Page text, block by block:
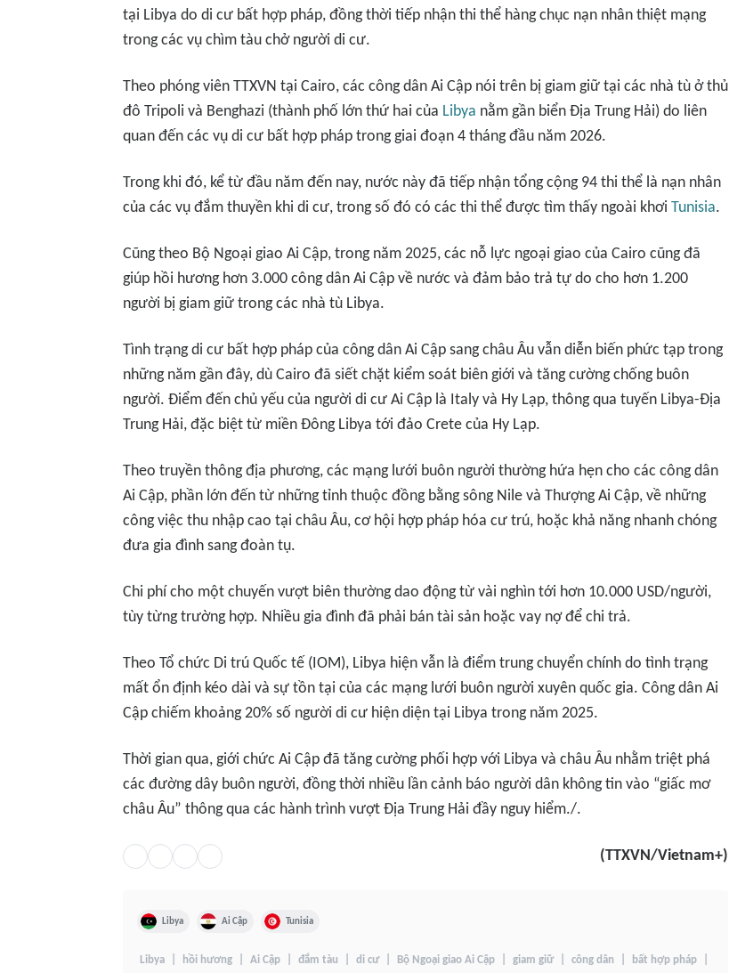
tại Libya do di cư bất hợp pháp, đồng thời tiếp nhận thi thể hàng chục nạn nhân thiệt mạng
trong các vụ chìm tàu chở người di cư.
Theo phóng viên TTXVN tại Cairo, các công dân Ai Cập nói trên bị giam giữ tại các nhà tù ở thủ
đô Tripoli và Benghazi (thành phố lớn thứ hai của Libya nằm gần biển Địa Trung Hải) do liên
quan đến các vụ di cư bất hợp pháp trong giai đoạn 4 tháng đầu năm 2026.
Trong khi đó, kể từ đầu năm đến nay, nước này đã tiếp nhận tổng cộng 94 thi thể là nạn nhân
của các vụ đắm thuyền khi di cư, trong số đó có các thi thể được tìm thấy ngoài khơi Tunisia.
Cũng theo Bộ Ngoại giao Ai Cập, trong năm 2025, các nỗ lực ngoại giao của Cairo cũng đã
giúp hồi hương hơn 3.000 công dân Ai Cập về nước và đảm bảo trả tự do cho hơn 1.200
người bị giam giữ trong các nhà tù Libya.
Tình trạng di cư bất hợp pháp của công dân Ai Cập sang châu Âu vẫn diễn biến phức tạp trong
những năm gần đây, dù Cairo đã siết chặt kiểm soát biên giới và tăng cường chống buôn
người. Điểm đến chủ yếu của người di cư Ai Cập là Italy và Hy Lạp, thông qua tuyến Libya-Địa
Trung Hải, đặc biệt từ miền Đông Libya tới đảo Crete của Hy Lạp.
Theo truyền thông địa phương, các mạng lưới buôn người thường hứa hẹn cho các công dân
Ai Cập, phần lớn đến từ những tỉnh thuộc đồng bằng sông Nile và Thượng Ai Cập, về những
công việc thu nhập cao tại châu Âu, cơ hội hợp pháp hóa cư trú, hoặc khả năng nhanh chóng
đưa gia đình sang đoàn tụ.
Chi phí cho một chuyến vượt biên thường dao động từ vài nghìn tới hơn 10.000 USD/người,
tùy từng trường hợp. Nhiều gia đình đã phải bán tài sản hoặc vay nợ để chi trả.
Theo Tổ chức Di trú Quốc tế (IOM), Libya hiện vẫn là điểm trung chuyển chính do tình trạng
mất ổn định kéo dài và sự tồn tại của các mạng lưới buôn người xuyên quốc gia. Công dân Ai
Cập chiếm khoảng 20% số người di cư hiện diện tại Libya trong năm 2025.
Thời gian qua, giới chức Ai Cập đã tăng cường phối hợp với Libya và châu Âu nhằm triệt phá
các đường dây buôn người, đồng thời nhiều lần cảnh báo người dân không tin vào “giấc mơ
châu Âu” thông qua các hành trình vượt Địa Trung Hải đầy nguy hiểm./.
(TTXVN/Vietnam+)
Libya Ai Cập Tunisia
Libya hồi hương Ai Cập đắm tàu di cư Bộ Ngoại giao Ai Cập giam giữ công dân bất hợp pháp